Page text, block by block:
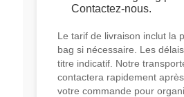
Contactez-nous.
Le tarif de livraison inclut la
bag si nécessaire. Les
titre indicatif. Notre
contactera rapidement
votre commande pour